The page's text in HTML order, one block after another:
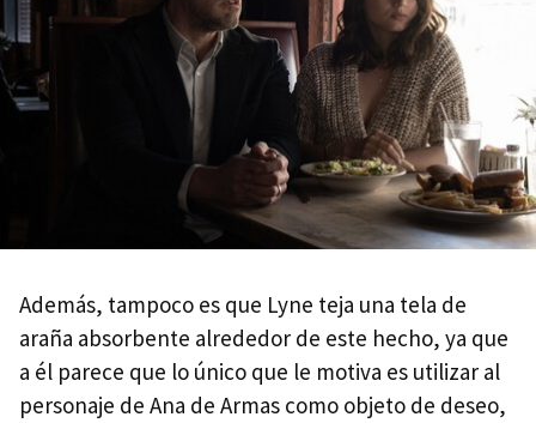
Además, tampoco es que Lyne teja una tela de
araña absorbente alrededor de este hecho, ya que
a él parece que lo único que le motiva es utilizar al
personaje de Ana de Armas como objeto de deseo,